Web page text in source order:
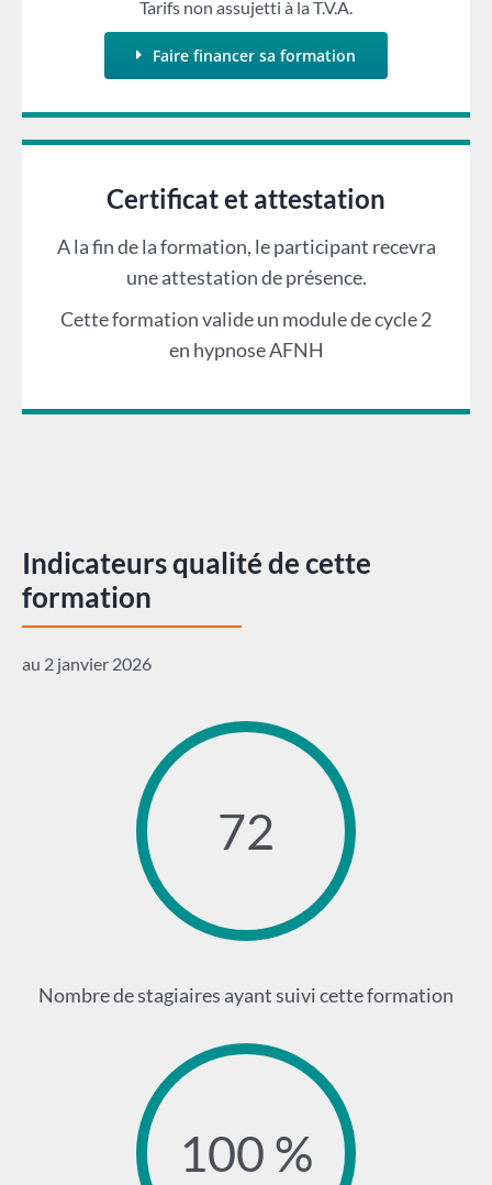
Tarifs non assujetti à la T.V.A.
Faire financer sa formation
Certificat et attestation
A la fin de la formation, le participant recevra
une attestation de présence.
Cette formation valide un module de cycle 2
en hypnose AFNH
Indicateurs qualité de cette
formation
au 2 janvier 2026
72
Nombre de stagiaires ayant suivi cette formation
100 %